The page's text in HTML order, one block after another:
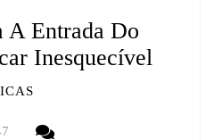
A Entrada Do
Inesquecível